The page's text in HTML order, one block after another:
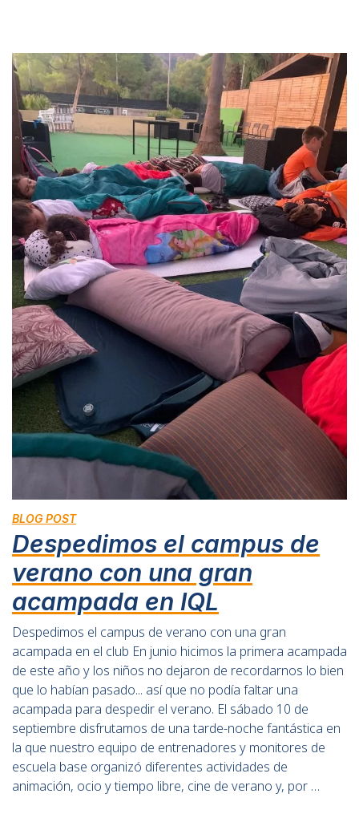
BLOG POST
Despedimos el campus de
verano con una gran
acampada en IQL
Despedimos el campus de verano con una gran
acampada en el club En junio hicimos la primera acampada
de este año y los niños no dejaron de recordarnos lo bien
que lo habían pasado... así que no podía faltar una
acampada para despedir el verano. El sábado 10 de
septiembre disfrutamos de una tarde-noche fantástica en
la que nuestro equipo de entrenadores y monitores de
escuela base organizó diferentes actividades de
animación, ocio y tiempo libre, cine de verano y, por …